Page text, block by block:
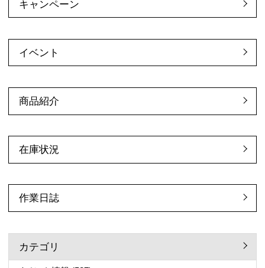
キャンペーン
イベント
商品紹介
在庫状況
作業日誌
カテゴリ